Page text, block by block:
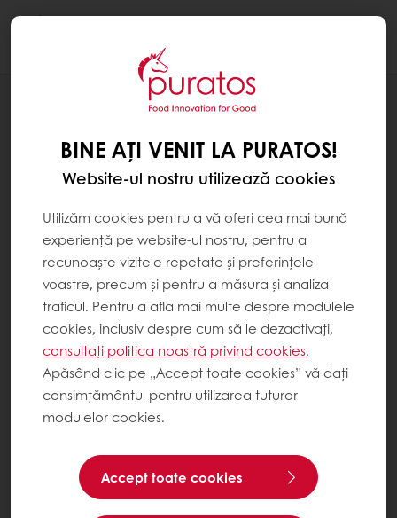
BINE AȚI VENIT LA PURATOS!
Website-ul nostru utilizează cookies
Utilizăm cookies pentru a vă oferi cea mai bună
experiență pe website-ul nostru, pentru a
recunoaște vizitele repetate și preferințele
voastre, precum și pentru a măsura și analiza
traficul. Pentru a afla mai multe despre modulele
cookies, inclusiv despre cum să le dezactivați,
consultați politica noastră privind cookies.
Apăsând clic pe „Accept toate cookies” vă dați
consimțământul pentru utilizarea tuturor
modulelor cookies.
Accept toate cookies